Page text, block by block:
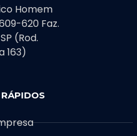
Homem
620 Faz.
(Rod.
163)